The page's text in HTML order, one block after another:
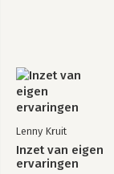
Lenny Kruit
Inzet van eigen
ervaringen